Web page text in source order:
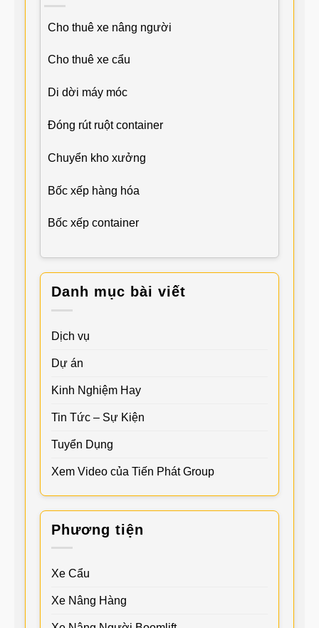
Cho thuê xe nâng người
Cho thuê xe cẩu
Di dời máy móc
Đóng rút ruột container
Chuyển kho xưởng
Bốc xếp hàng hóa
Bốc xếp container
Danh mục bài viết
Dịch vụ
Dự án
Kinh Nghiệm Hay
Tin Tức – Sự Kiện
Tuyển Dụng
Xem Video của Tiến Phát Group
Phương tiện
Xe Cẩu
Xe Nâng Hàng